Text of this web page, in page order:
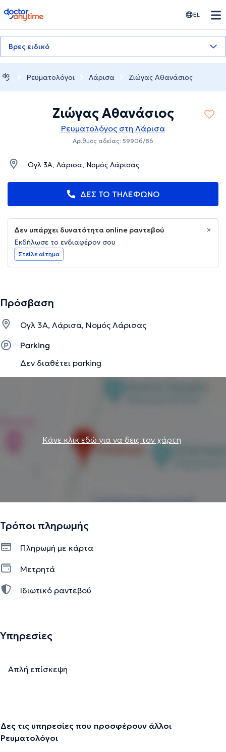
doctoranytime EL
Βρες ειδικό
Ρευματολόγοι Λάρισα Ζιώγας Αθανάσιος
Ζιώγας Αθανάσιος
Ρευματολόγος στη Λάρισα
Αριθμός αδείας: 59906/86
Ογλ 3Α, Λάρισα, Νομός Λάρισας
ΔΕΣ ΤΟ ΤΗΛΕΦΩΝΟ
Δεν υπάρχει δυνατότητα online ραντεβού
Εκδήλωσε το ενδιαφέρον σου
Στείλε αίτημα
Πρόσβαση
Ογλ 3Α, Λάρισα, Νομός Λάρισας
Parking
Δεν διαθέτει parking
Κάνε κλικ εδώ για να δεις τον χάρτη
Τρόποι πληρωμής
Πληρωμή με κάρτα
Μετρητά
Ιδιωτικό ραντεβού
Υπηρεσίες
Απλή επίσκεψη
Δες τις υπηρεσίες που προσφέρουν άλλοι
Ρευματολόγοι